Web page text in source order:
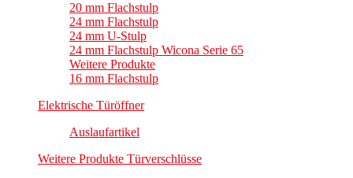
20 mm Flachstulp
24 mm Flachstulp
24 mm U-Stulp
24 mm Flachstulp Wicona Serie 65
Weitere Produkte
16 mm Flachstulp
Elektrische Türöffner
Auslaufartikel
Weitere Produkte Türverschlüsse